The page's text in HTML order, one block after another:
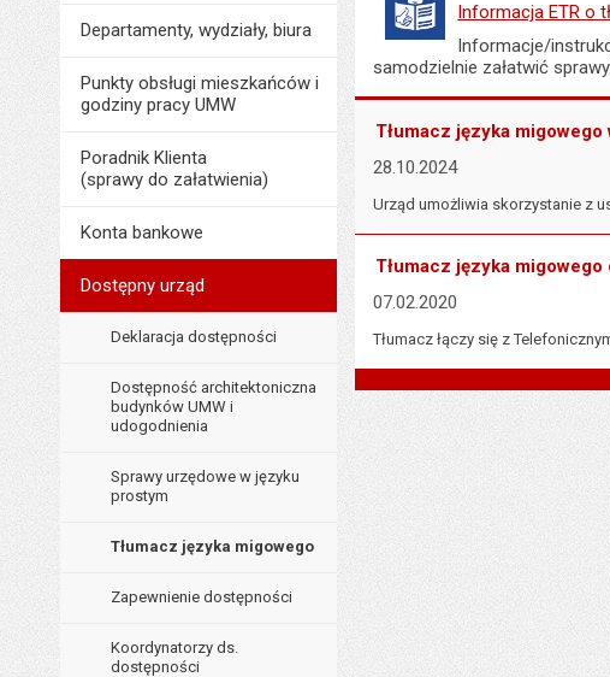
Departamenty, wydziały, biura
Punkty obsługi mieszkańców i
godziny pracy UMW
Poradnik Klienta
(sprawy do załatwienia)
Konta bankowe
Dostępny urząd
Deklaracja dostępności
Dostępność architektoniczna
budynków UMW i
udogodnienia
Sprawy urzędowe w języku
prostym
Tłumacz języka migowego
Zapewnienie dostępności
Koordynatorzy ds.
dostępności
Informacja ETR o
Informacje/
samodzielnie załatwić sprawy.
Tłumacz języka
28.10.2024
Urząd umożliwia skorzystanie z
Tłumacz języka migowego
07.02.2020
Tłumacz łączy się z